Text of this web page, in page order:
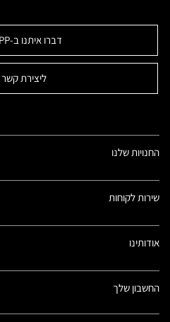
דברו איתנו ב-WHATSAPP
ליצירת קשר
החנויות שלנו
שירות לקוחות
אודותינו
החשבון שלך